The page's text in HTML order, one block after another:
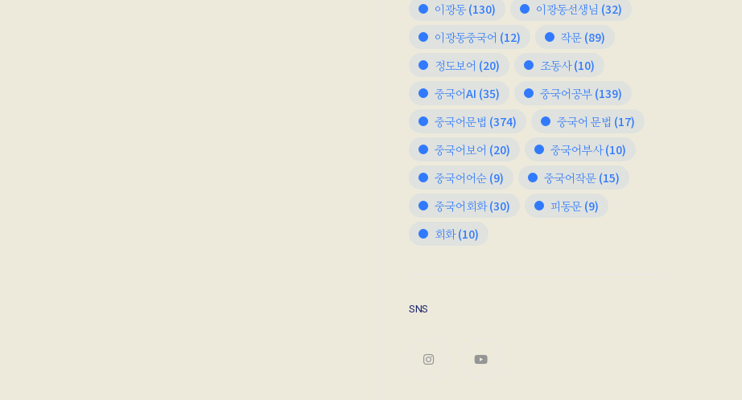
이광동(130) 이광동선생님 (32)
이광동중국어 (12) 작문(89)
정도보어 (20) 조동사(10)
중국어AI (35) 중국어공부(139)
중국어문법 (374) 중국어 문법 (17)
중국어보어 (20) 중국어부사(10)
중국어어순(9) 중국어작문(15)
중국어회화(30) 피동문(9)
회화(10)
SNS